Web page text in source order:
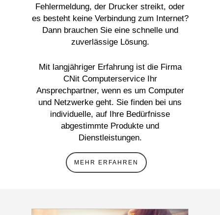
Fehlermeldung, der Drucker streikt, oder
es besteht keine Verbindung zum Internet?
Dann brauchen Sie eine schnelle und
zuverlässige Lösung.
Mit langjähriger Erfahrung ist die Firma
CNit Computerservice Ihr
Ansprechpartner, wenn es um Computer
und Netzwerke geht. Sie finden bei uns
individuelle, auf Ihre Bedürfnisse
abgestimmte Produkte und
Dienstleistungen.
MEHR ERFAHREN